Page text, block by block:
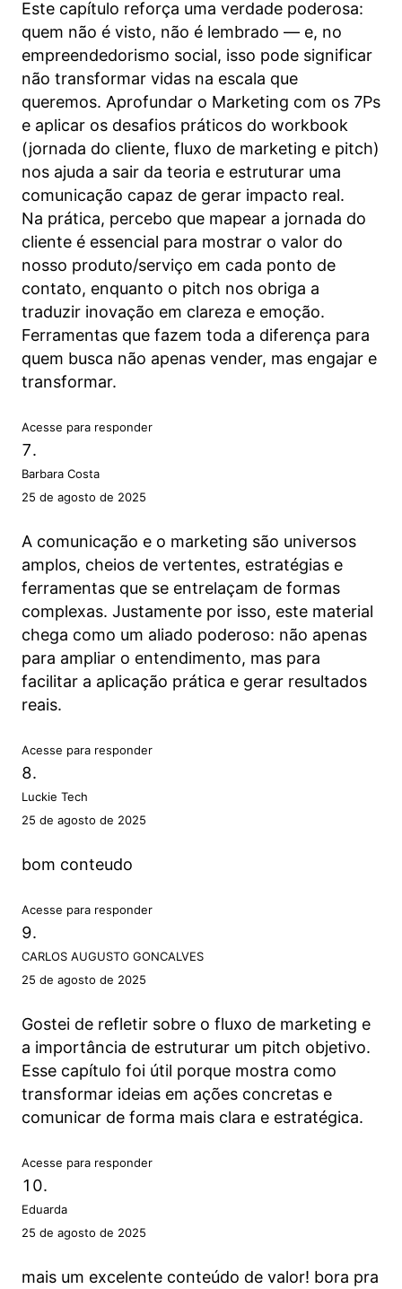
Este capítulo reforça uma verdade poderosa:
quem não é visto, não é lembrado — e, no
empreendedorismo social, isso pode significar
não transformar vidas na escala que
queremos. Aprofundar o Marketing com os 7Ps
e aplicar os desafios práticos do workbook
(jornada do cliente, fluxo de marketing e pitch)
nos ajuda a sair da teoria e estruturar uma
comunicação capaz de gerar impacto real.
Na prática, percebo que mapear a jornada do
cliente é essencial para mostrar o valor do
nosso produto/serviço em cada ponto de
contato, enquanto o pitch nos obriga a
traduzir inovação em clareza e emoção.
Ferramentas que fazem toda a diferença para
quem busca não apenas vender, mas engajar e
transformar.
Acesse para responder
Barbara Costa
25 de agosto de 2025
A comunicação e o marketing são universos
amplos, cheios de vertentes, estratégias e
ferramentas que se entrelaçam de formas
complexas. Justamente por isso, este material
chega como um aliado poderoso: não apenas
para ampliar o entendimento, mas para
facilitar a aplicação prática e gerar resultados
reais.
Acesse para responder
Luckie Tech
25 de agosto de 2025
bom conteudo
Acesse para responder
CARLOS AUGUSTO GONCALVES
25 de agosto de 2025
Gostei de refletir sobre o fluxo de marketing e
a importância de estruturar um pitch objetivo.
Esse capítulo foi útil porque mostra como
transformar ideias em ações concretas e
comunicar de forma mais clara e estratégica.
Acesse para responder
Eduarda
25 de agosto de 2025
mais um excelente conteúdo de valor! bora pra